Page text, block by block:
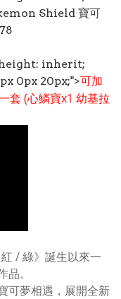
Shield 寶可
inherit;
0px 20px;">可加
套 (心鱗寶x1 幼基拉
/ 綠》誕生以來一
。
可夢相遇，展開全新